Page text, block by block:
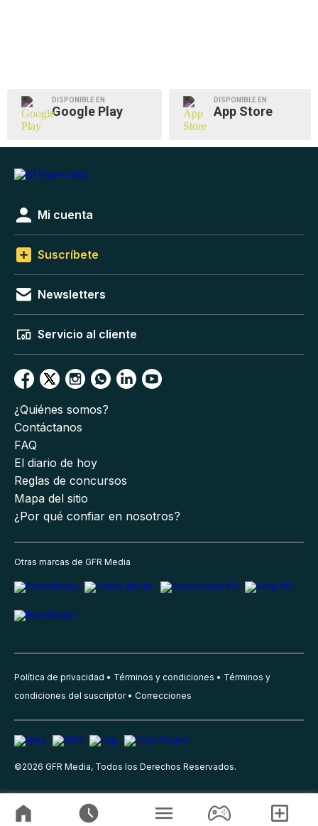
DISPONIBLE EN
Google Play
DISPONIBLE EN
App Store
Mi cuenta
Suscríbete
Newsletters
Servicio al cliente
¿Quiénes somos?
Contáctanos
FAQ
El diario de hoy
Reglas de concursos
Mapa del sitio
¿Por qué confiar en nosotros?
Otras marcas de GFR Media
Política de privacidad Términos y condiciones
Términos y
condiciones del suscriptor
Correcciones
©2026 GFR Media, Todos los Derechos Reservados.